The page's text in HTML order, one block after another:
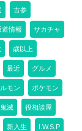
古参
道情報 サカチャ
歳以上
最近 グルメ
モン ポケモン
鬼滅 役相談屋
新入生 I.W.S.P